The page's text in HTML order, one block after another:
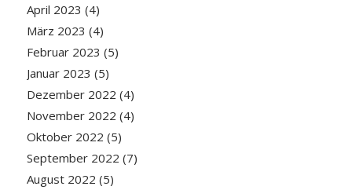
April 2023 (4)
März 2023 (4)
Februar 2023 (5)
Januar 2023 (5)
Dezember 2022 (4)
November 2022 (4)
Oktober 2022 (5)
September 2022 (7)
August 2022 (5)